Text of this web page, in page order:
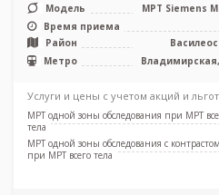
Модель
МРТ Siemens
Время приема
Район
Метро
Услуги и цены с учетом акций и льгот
МРТ одной зоны обследования при МРТ
тела
МРТ одной зоны обследования с контрастом
при МРТ всего тела